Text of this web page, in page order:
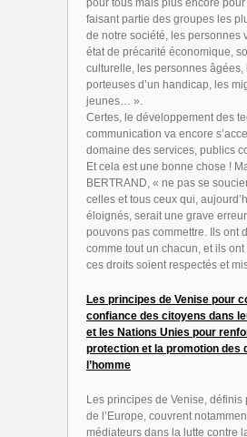
faisant partie des groupes les
de notre société, les personnes
état de précarité économique,
culturelle, les personnes âgées,
porteuses d’un handicap, les
jeunes… ».
Certes, le développement des
communication va encore
domaine des services, publics
Et cela est une bonne chose !
BERTRAND, « ne pas se
celles et tous ceux qui,
éloignés, serait une grave
pouvons pas commettre. Ils ont
comme tout un chacun, et ils
ces droits soient respectés et
Les principes de Venise pour
confiance des citoyens dans
et les Nations Unies pour
protection et la promotion des
l’homme
Les principes de Venise, définis
de l’Europe, couvrent
médiateurs dans la lutte contre